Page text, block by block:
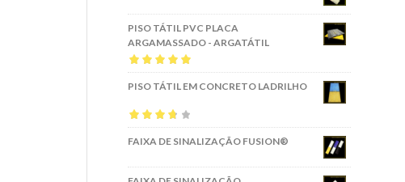
PISO TÁTIL PVC PLACA
ARGAMASSADO - ARGATÁTIL
Avaliação5.00
de 5
PISO TÁTIL EM CONCRETO LADRILHO
Avaliação
3.67de 5
FAIXA DE SINALIZAÇÃO FUSION®